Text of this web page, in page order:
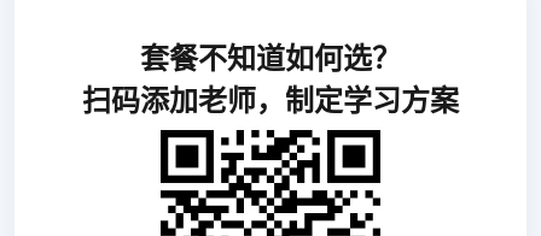
套餐不知道如何选？
扫码添加老师，制定学习方案